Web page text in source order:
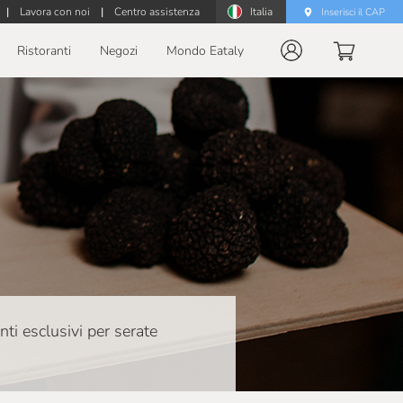
| Lavora con noi | Centro assistenza Italia Inserisci il CAP
Ristoranti Negozi Mondo Eataly
esclusivi per serate